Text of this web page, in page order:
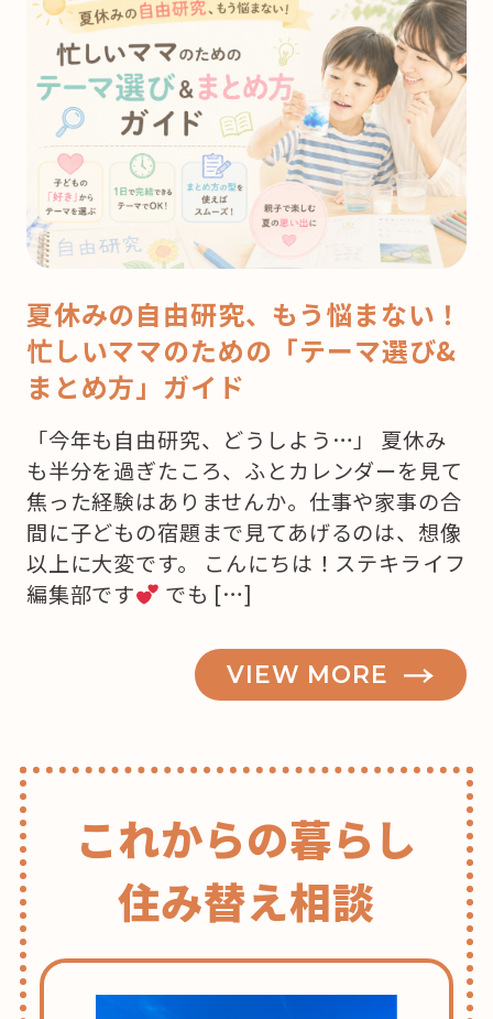
夏休みの自由研究、もう悩まない！
忙しいママのための「テーマ選び&
まとめ方」ガイド
「今年も自由研究、どうしよう…」 夏休み
も半分を過ぎたころ、ふとカレンダーを見て
焦った経験はありませんか。仕事や家事の合
間に子どもの宿題まで見てあげるのは、想像
以上に大変です。 こんにちは！ステキライフ
編集部です
でも […]
VIEW MORE
これからの暮らし
住み替え相談